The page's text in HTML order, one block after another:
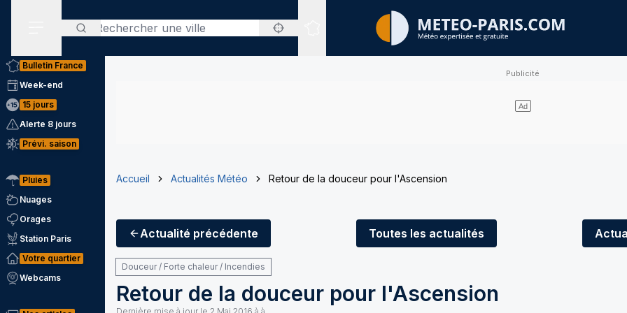
Rechercher
Sites expertisés
Bulletin France
Week-end
15 jours
Alerte 8 jours
Prévi. saison
Pluies
Nuages
Orages
Station Paris
Votre quartier
Webcams
Accueil Actualités Météo Retour de la douceur pour l'Ascension
Actualité précédente Toutes les actualités
Douceur / Forte chaleur / Incendies
Retour de la douceur pour l'Ascension